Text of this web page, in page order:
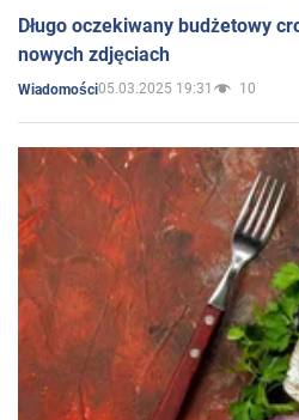
Długo oczekiwany budżetowy
nowych zdjęciach
Wiadomości05.03.2025 19:31 10